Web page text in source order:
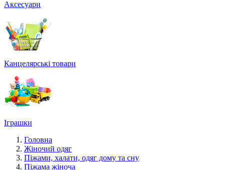
Аксесуари
Канцелярські товари
Іграшки
Головна
Жіночий одяг
Піжами, халати, одяг дому та сну
Піжама жіноча